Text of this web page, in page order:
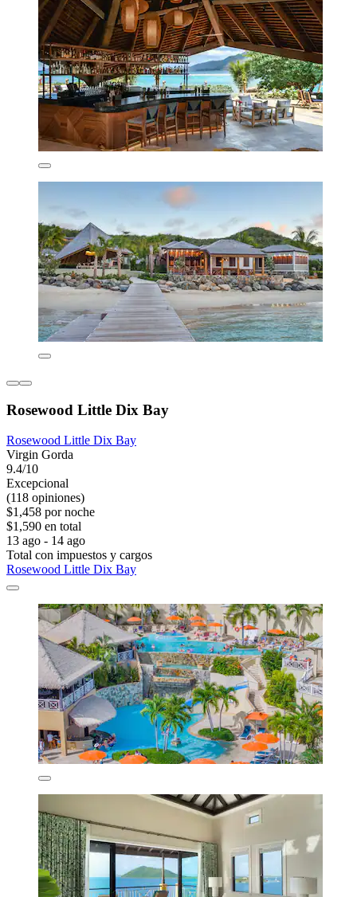
Rosewood Little Dix Bay
Rosewood Little Dix Bay
Virgin Gorda
9.4/10
Excepcional
(118 opiniones)
$1,458 por noche
$1,590 en total
13 ago - 14 ago
Total con impuestos y cargos
Rosewood Little Dix Bay